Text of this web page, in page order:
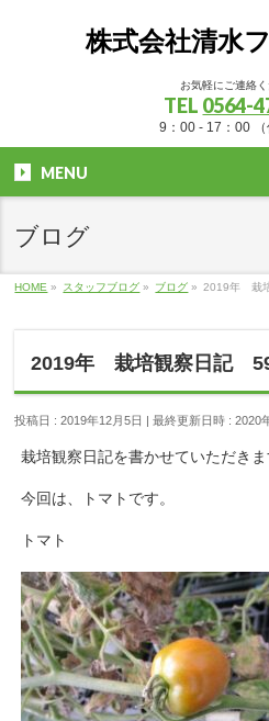
株式会社清水
お気軽にご連絡く
TEL 0564-
9：00 - 17：00 （
MENU
ブログ
HOME » スタッフブログ » ブログ » 2019年 栽
2019年 栽培観察日記
投稿日 : 2019年12月5日 最終更新日時 : 2020
栽培観察日記を書かせていただきま
今回は、トマトです。
トマト